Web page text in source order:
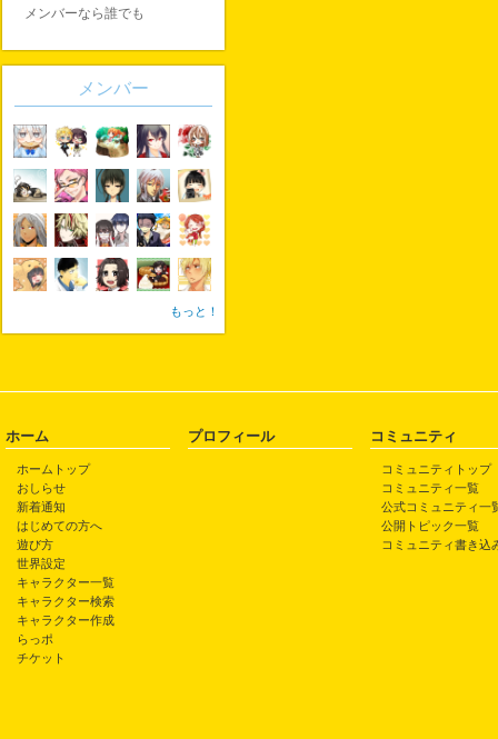
メンバーなら誰でも
メンバー
もっと！
ホーム
ホームトップ
おしらせ
新着通知
はじめての方へ
遊び方
世界設定
キャラクター一覧
キャラクター検索
キャラクター作成
らっポ
チケット
プロフィール コミュニティ
コミュニティトップ
コミュニティ一覧
公式コミュニティ一
公開トピック一覧
コミュニティ書き込